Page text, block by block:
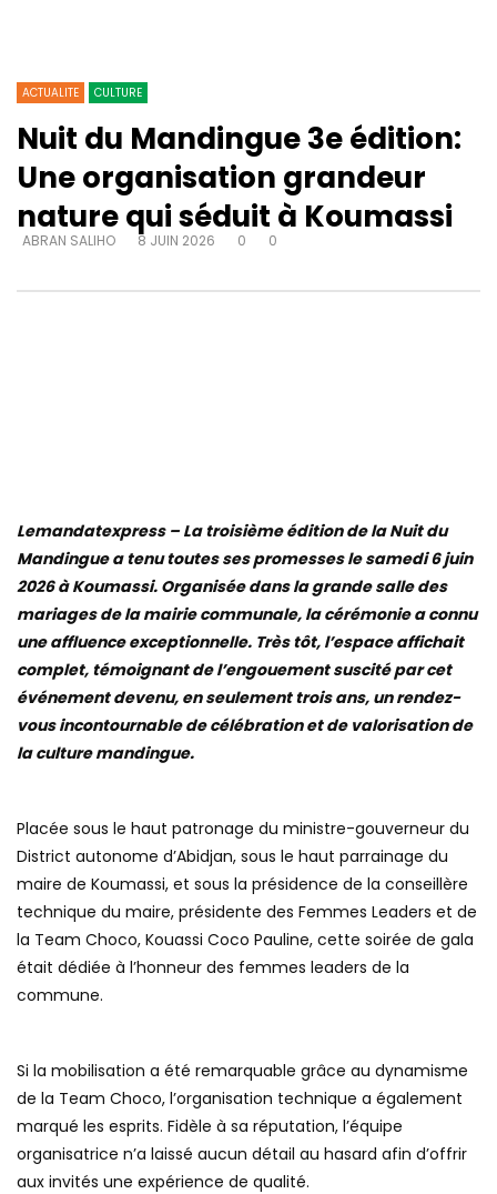
ACTUALITE CULTURE
Nuit du Mandingue 3e édition:
Une organisation grandeur
nature qui séduit à Koumassi
ABRAN SALIHO 8 JUIN 2026 0 0
Lemandatexpress – La troisième édition de la Nuit du
Mandingue a tenu toutes ses promesses le samedi 6 juin
2026 à Koumassi. Organisée dans la grande salle des
mariages de la mairie communale, la cérémonie a connu
une affluence exceptionnelle. Très tôt, l’espace affichait
complet, témoignant de l’engouement suscité par cet
événement devenu, en seulement trois ans, un rendez-
vous incontournable de célébration et de valorisation de
la culture mandingue.
Placée sous le haut patronage du ministre-gouverneur du
District autonome d’Abidjan, sous le haut parrainage du
maire de Koumassi, et sous la présidence de la conseillère
technique du maire, présidente des Femmes Leaders et de
la Team Choco, Kouassi Coco Pauline, cette soirée de gala
était dédiée à l’honneur des femmes leaders de la
commune.
Si la mobilisation a été remarquable grâce au dynamisme
de la Team Choco, l’organisation technique a également
marqué les esprits. Fidèle à sa réputation, l’équipe
organisatrice n’a laissé aucun détail au hasard afin d’offrir
aux invités une expérience de qualité.